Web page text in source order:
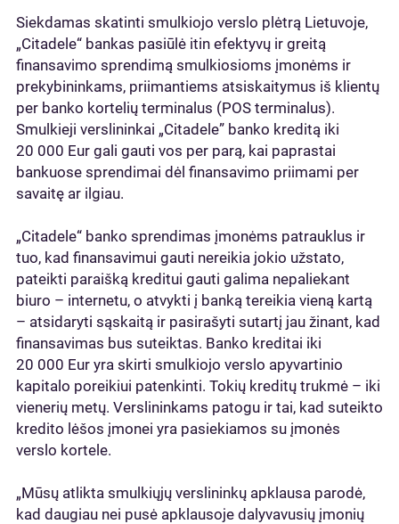
Siekdamas skatinti smulkiojo verslo plėtrą Lietuvoje,
„Citadele“ bankas pasiūlė itin efektyvų ir greitą
finansavimo sprendimą smulkiosioms įmonėms ir
prekybininkams, priimantiems atsiskaitymus iš klientų
per banko kortelių terminalus (POS terminalus).
Smulkieji verslininkai „Citadele” banko kreditą iki
20 000 Eur gali gauti vos per parą, kai paprastai
bankuose sprendimai dėl finansavimo priimami per
savaitę ar ilgiau.
„Citadele“ banko sprendimas įmonėms patrauklus ir
tuo, kad finansavimui gauti nereikia jokio užstato,
pateikti paraišką kreditui gauti galima nepaliekant
biuro – internetu, o atvykti į banką tereikia vieną kartą
– atsidaryti sąskaitą ir pasirašyti sutartį jau žinant, kad
finansavimas bus suteiktas. Banko kreditai iki
20 000 Eur yra skirti smulkiojo verslo apyvartinio
kapitalo poreikiui patenkinti. Tokių kreditų trukmė – iki
vienerių metų. Verslininkams patogu ir tai, kad suteikto
kredito lėšos įmonei yra pasiekiamos su įmonės
verslo kortele.
„Mūsų atlikta smulkiųjų verslininkų apklausa parodė,
kad daugiau nei pusė apklausoje dalyvavusių įmonių